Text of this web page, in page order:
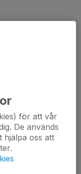
boost och leasure-
2) boost/drive med
ett game följa en
med lappar:
cross
för att vår
De används
hjälpa oss att